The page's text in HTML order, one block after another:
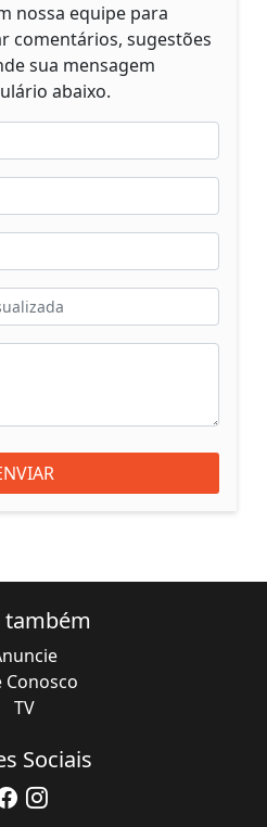
nossa equipe para
comentários, sugestões
sua mensagem
abaixo.
também
Conosco
TV
Sociais